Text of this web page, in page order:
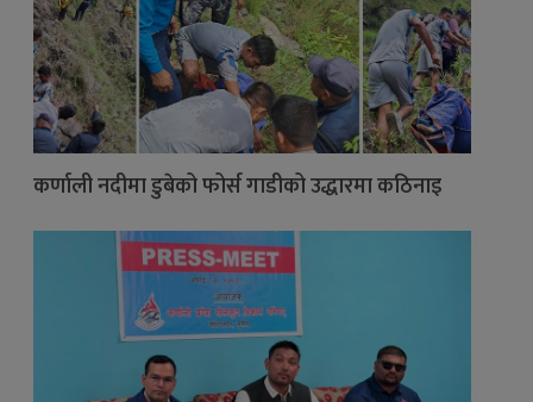
कर्णाली नदीमा डुबेको फोर्स गाडीको उद्धारमा कठिनाइ